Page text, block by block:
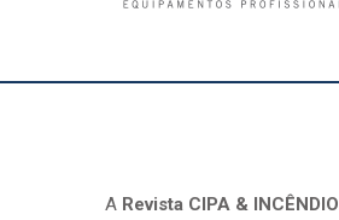
A Revista CIPA & INCÊNDIO